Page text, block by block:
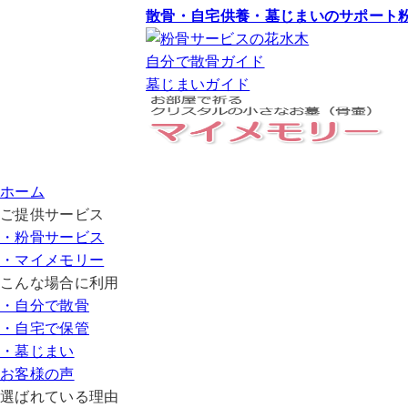
散骨・自宅供養・墓じまいのサポート
自分で散骨ガイド
墓じまいガイド
ホーム
ご提供サービス
・粉骨サービス
・マイメモリー
こんな場合に利用
・自分で散骨
・自宅で保管
・墓じまい
お客様の声
選ばれている理由